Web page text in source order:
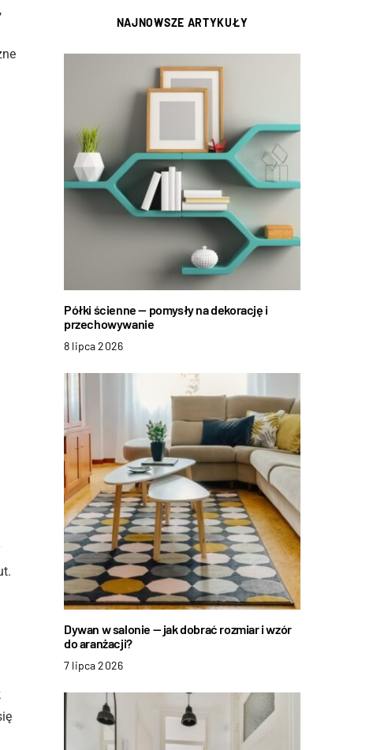
NAJNOWSZE ARTYKUŁY
Półki ścienne — pomysły na dekorację i
przechowywanie
8 lipca 2026
Dywan w salonie — jak dobrać rozmiar i wzór
do aranżacji?
7 lipca 2026